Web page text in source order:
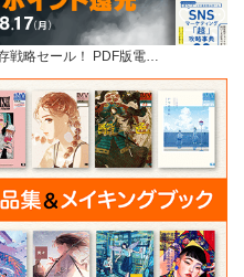
戦略セール！ PDF版電…